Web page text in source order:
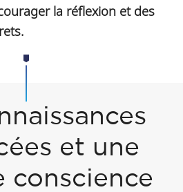
la réflexion et des
et une
conscience